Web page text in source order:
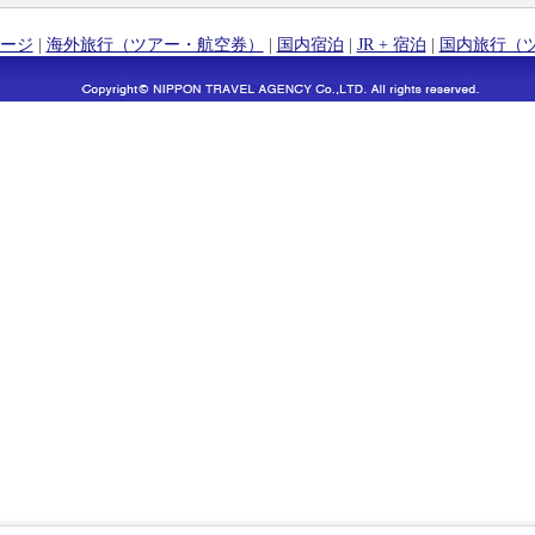
ジ | 海外旅行（ツアー・航空券） | 国内宿泊 | JR + 宿泊 | 国内旅行（